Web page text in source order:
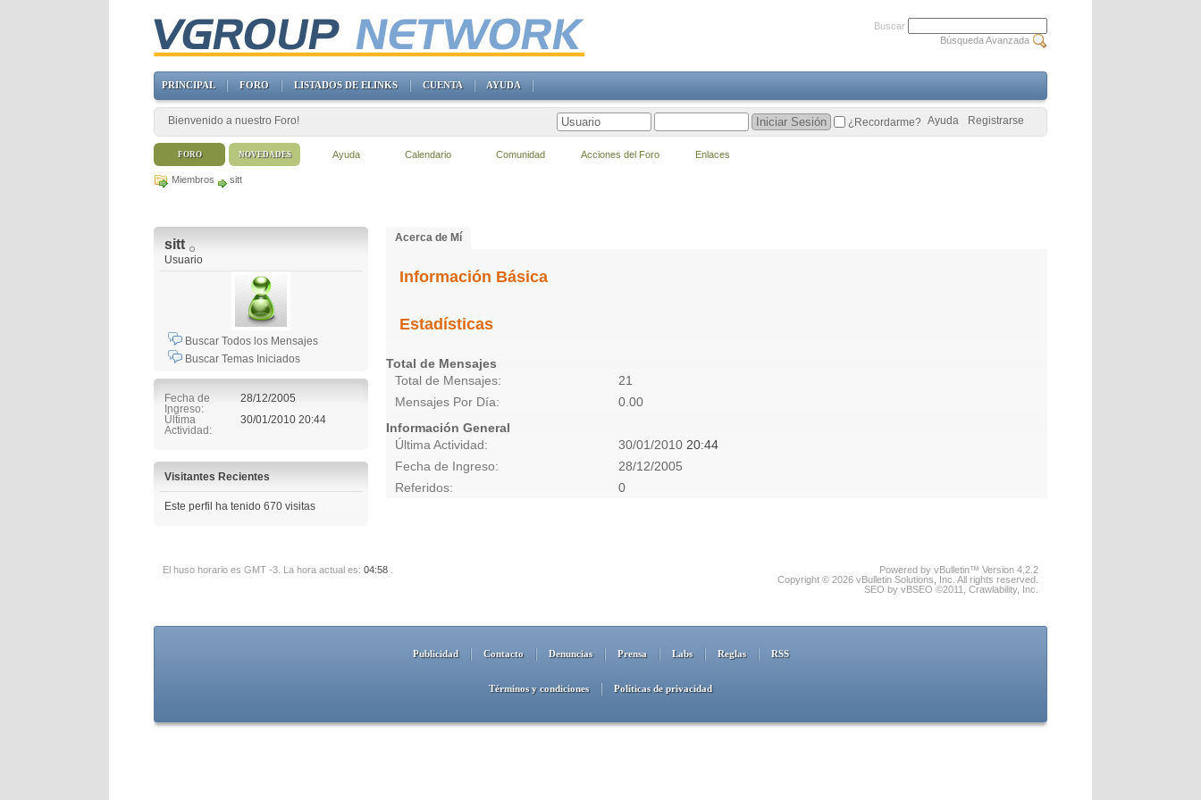
Miembros sitt
sitt
Usuario
Buscar Todos los Mensajes
Buscar Temas Iniciados
Fecha de
Ingreso
28/12/2005
Última
Actividad
30/01/2010 20:44
Visitantes Recientes
Este perfil ha tenido 670 visitas
Acerca de Mí
Información Básica
Estadísticas
Total de Mensajes
Total de Mensajes
21
Mensajes Por Día
0.00
Información General
Última Actividad
30/01/2010 20:44
Fecha de Ingreso
28/12/2005
Referidos
0
El huso horario es GMT -3. La hora actual es: 04:58
Powered by vBulletin™ Version 4.2.2
Copyright © 2026 vBulletin Solutions, Inc. All rights reserved.
SEO by vBSEO ©2011, Crawlability, Inc.
Publicidad Contacto Denuncias Prensa Labs Reglas RSS
Términos y condiciones Políticas de privacidad
Buscar
Búsqueda Avanzada
PRINCIPAL FORO LISTADOS DE ELINKS CUENTA AYUDA
Bienvenido a nuestro Foro! Registrarse
Ayuda
¿Recordarme?
FORO Ayuda Calendario Comunidad Acciones del Foro Enlaces
NOVEDADES